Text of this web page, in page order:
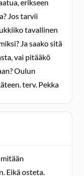
erikseen
Jos tarvii
tavallinen
Ja saako sitä
vai pitääkö
Oulun
terv. Pekka
Eikä osteta.